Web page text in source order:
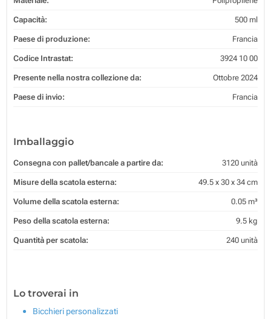
Capacità: 500 ml
Paese di produzione: Francia
Codice Intrastat: 3924 10 00
Presente nella nostra collezione da: Ottobre 2024
Paese di invio: Francia
Imballaggio
Consegna con pallet/bancale a partire da: 3120 unità
Misure della scatola esterna: 49.5 x 30 x 34 cm
Volume della scatola esterna: 0.05 m³
Peso della scatola esterna: 9.5 kg
Quantità per scatola: 240 unità
Lo troverai in
Bicchieri personalizzati